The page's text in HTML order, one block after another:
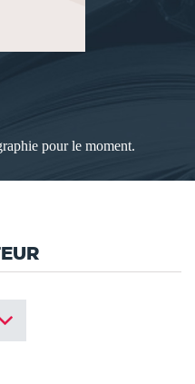
pour le moment.